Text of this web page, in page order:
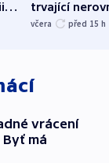
trvající
včera před 15 h
vrácení
Byť má